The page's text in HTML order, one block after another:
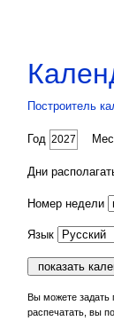
Построитель
Год
Дни
Номер недели
Язык
Вы можете задать
распечатать, вы